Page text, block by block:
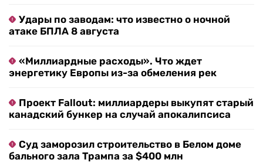
Удары по заводам: что известно о ночной
атаке БПЛА 8 августа
«Миллиардные расходы». Что ждет
энергетику Европы из-за обмеления рек
Проект Fallout: миллиардеры выкупят старый
канадский бункер на случай апокалипсиса
Суд заморозил строительство в Белом доме
бального зала Трампа за $400 млн